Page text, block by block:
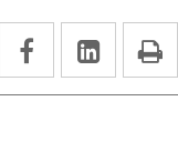
Facebook
Enlace
a
Enlace
a